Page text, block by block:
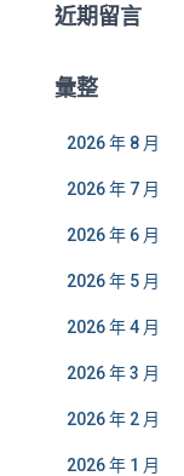
近期留言
彙整
2026 年 8 月
2026 年 7 月
2026 年 6 月
2026 年 5 月
2026 年 4 月
2026 年 3 月
2026 年 2 月
2026 年 1 月